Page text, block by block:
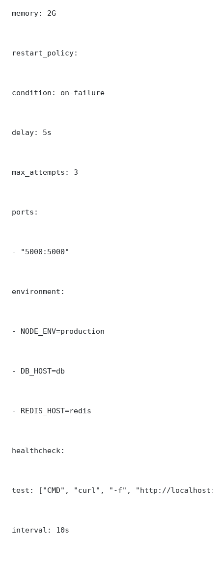
memory: 2G
restart_policy:
condition: on-failure
delay: 5s
max_attempts: 3
ports:
- "5000:5000"
environment:
- NODE_ENV=production
- DB_HOST=db
- REDIS_HOST=redis
healthcheck:
test: ["CMD", "curl", "-f", "http://
interval: 10s